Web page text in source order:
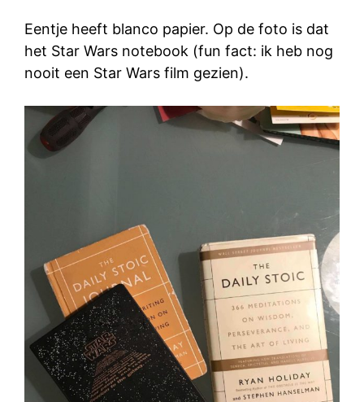
Eentje heeft blanco papier. Op de foto is dat
het Star Wars notebook (fun fact: ik heb nog
nooit een Star Wars film gezien).